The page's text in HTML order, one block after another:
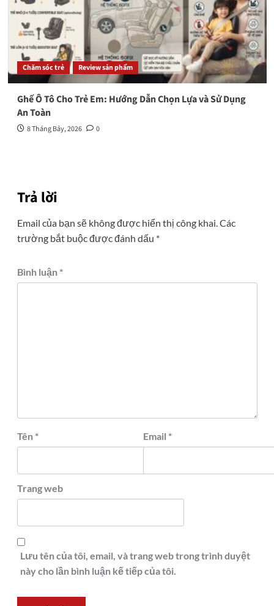
Chăm sóc trẻ Review sản phẩm
Ghế Ô Tô Cho Trẻ Em: Hướng Dẫn Chọn Lựa và Sử Dụng
An Toàn
8 Tháng Bảy, 2026 0
Trả lời
Email của bạn sẽ không được hiển thị công khai.Các
trường bắt buộc được đánh dấu *
Bình luận *
Tên * Email *
Trang web
Lưu tên của tôi, email, và trang web trong trình duyệt
này cho lần bình luận kế tiếp của tôi.